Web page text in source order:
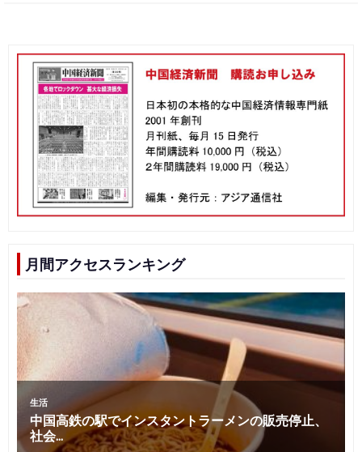
月間アクセスランキング